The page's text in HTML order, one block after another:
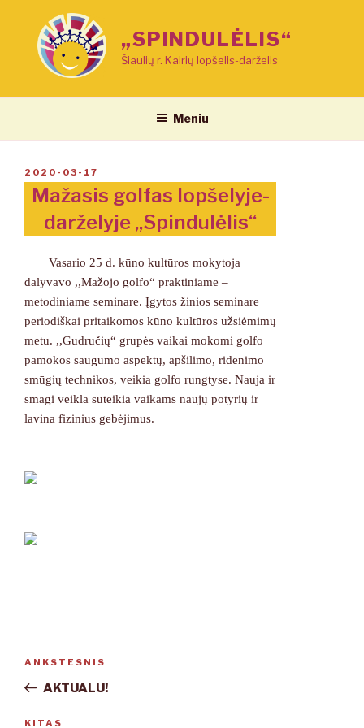
„SPINDULĖLIS“
Šiaulių r. Kairių lopšelis-darželis
Meniu
PASKELBTA
2020-03-17
Mažasis golfas lopšelyje-
darželyje „Spindulėlis“
Vasario 25 d. kūno kultūros mokytoja
dalyvavo ,,Mažojo golfo“ praktiniame –
metodiniame seminare. Įgytos žinios seminare
periodiškai pritaikomos kūno kultūros užsiėmimų
metu. ,,Gudručių“ grupės vaikai mokomi golfo
pamokos saugumo aspektų, apšilimo, ridenimo
smūgių technikos, veikia golfo rungtyse. Nauja ir
smagi veikla suteikia vaikams naujų potyrių ir
lavina fizinius gebėjimus.
Ankstesnis
įrašas
ANKSTESNIS
AKTUALU!
KITAS